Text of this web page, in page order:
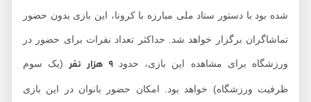
شده بود با دستور ستاد ملی مبارزه با کرونا، این بازی بدون حضور
تماشاگران برگزار خواهد شد. حداکثر تعداد نفرات برای حضور در
ورزشگاه برای مشاهده این بازی، حدود9 هزار نفر (یک سوم
ظرفیت ورزشگاه) خواهد بود. امکان حضور بانوان در این بازی